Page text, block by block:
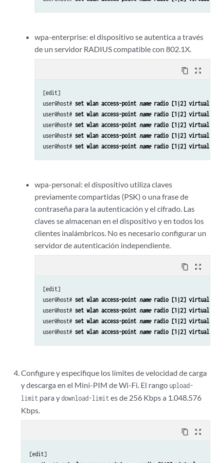
wpa-enterprise: el dispositivo se autentica a través
de un servidor RADIUS compatible con 802.1X.
content_copy zoom_out_map
[edit]
user@host# set wlan access-point name radio [1|2] virtual-
user@host# set wlan access-point name radio [1|2] virtual-
user@host# set wlan access-point name radio [1|2] virtual-
user@host# set wlan access-point name radio [1|2] virtual-
user@host# set wlan access-point name radio [1|2] virtual-
wpa-personal: el dispositivo utiliza claves
previamente compartidas (PSK) o una frase de
contraseña para la autenticación y el cifrado. Las
claves se almacenan en el dispositivo y en todos los
clientes inalámbricos. No es necesario configurar un
servidor de autenticación independiente.
content_copy zoom_out_map
[edit]
user@host# set wlan access-point name radio [1|2] virtual-
user@host# set wlan access-point name radio [1|2] virtual-
user@host# set wlan access-point name radio [1|2] virtual-
user@host# set wlan access-point name radio [1|2] virtual-
Configure y especifique los límites de velocidad de carga
y descarga en el Mini-PIM de Wi-Fi. El rango upload-
limit para ydownload-limites de 256 Kbps a 1.048.576
Kbps.
content_copy zoom_out_map
[edit]